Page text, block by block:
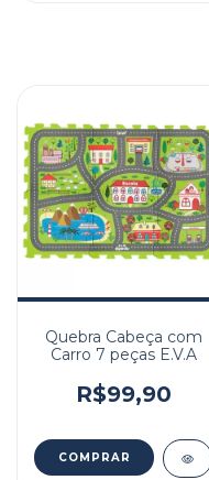
Quebra Cabeça com
Carro 7 peças E.V.A
R$99,90